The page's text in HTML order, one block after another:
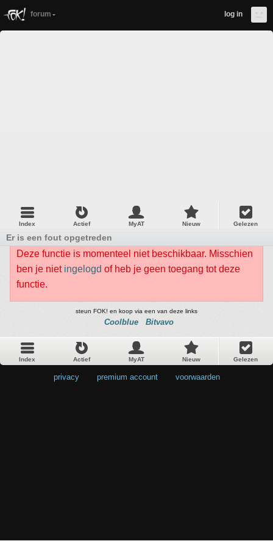
forum log in
Index Actief MyAT Nieuw Gelezen
Er is een fout opgetreden
Deze functie is momenteel niet beschikbaar. Misschien
ben je niet ingelogd of heb je geen toegang tot deze
functie.
steun FOK! en koop via een van deze links
Coolblue Bitvavo
Index Actief MyAT Nieuw Gelezen
privacy premium account voorwaarden